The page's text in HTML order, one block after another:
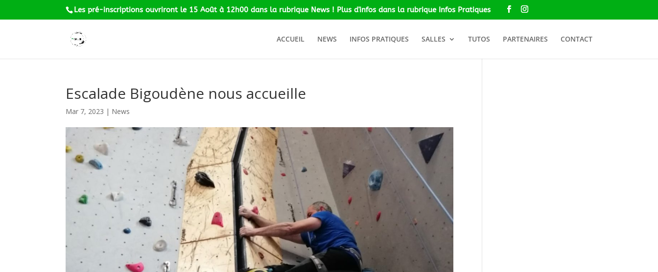
Les pré-inscriptions ouvriront le 15 Août à 12h00 dans la rubrique News ! Plus d'infos dans la rubrique Infos Pratiques
ACCUEIL NEWS INFOS PRATIQUES SALLES TUTOS PARTENAIRES CONTACT
Escalade Bigoudène nous accueille
Mar 7, 2023 | News